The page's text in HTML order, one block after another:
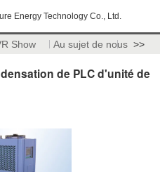
Energy Technology Co., Ltd.
Show Au sujet de nous >>
de PLC d'unité de